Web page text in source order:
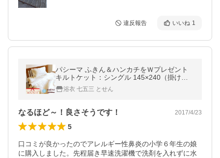
違反報告 いいね 1
パシーマ ふきん＆ハンカチをＷプレゼント
キルトケット：シングル 145×240（掛け敷
き）浴衣 七五三 とせん
なるほど～！良さそうです！ 2017/4/23
5
口コミが良かったのでアレルギー性鼻炎の小学６年生の娘
に購入しました。先程届き早速洗濯機で洗剤を入れずに水